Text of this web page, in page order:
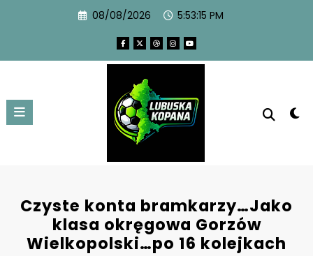
08/08/2026 5:53:16 PM
Czyste konta bramkarzy…Jako
klasa okręgowa Gorzów
Wielkopolski…po 16 kolejkach